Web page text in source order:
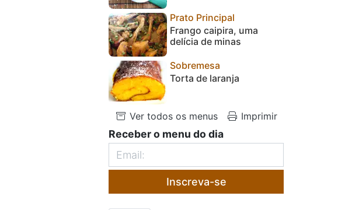
Prato Principal
Frango caipira, uma
delícia de minas
Sobremesa
Torta de laranja
Ver todos os menus Imprimir
Receber o menu do dia
Inscreva-se